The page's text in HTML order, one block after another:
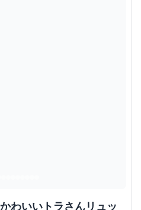
わいいトラさんリュッ